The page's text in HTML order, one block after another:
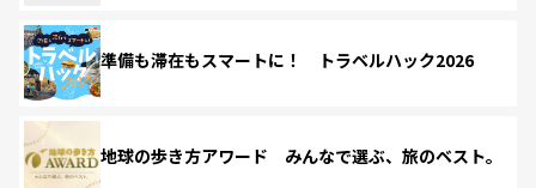
準備も滞在もスマートに！ トラベルハック2026
地球の歩き方アワード みんなで選ぶ、旅のベスト。